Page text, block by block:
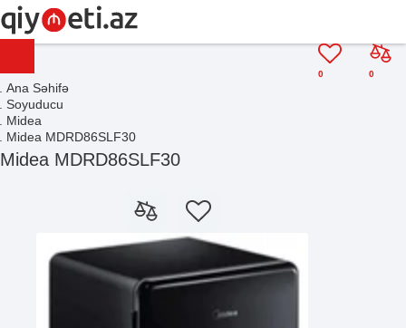
0
0
Ana Səhifə
Soyuducu
Midea
Midea MDRD86SLF30
Midea MDRD86SLF30